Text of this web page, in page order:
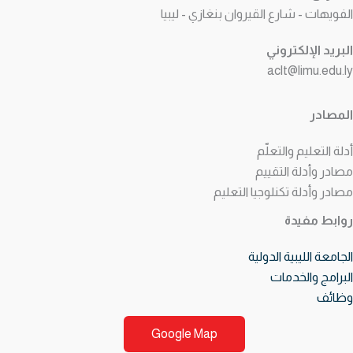
- شارع القيروان بنغازي - ليبيا
الإلكتروني
التعليم والتعلّم
وأدلة التقييم
وأدلة تكنلوجيا التعليم
مفيدة
الليبية الدولية
والخدمات
Google Map